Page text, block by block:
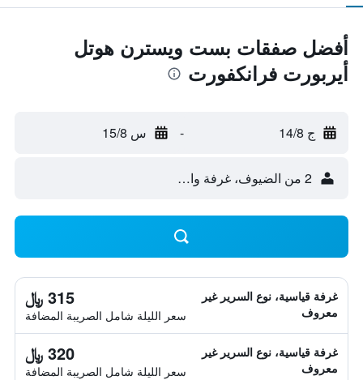
أفضل صفقات بست ويسترن هوتل
أيربورت فرانكفورت
ج 14/8 - س 15/8
2 من الضيوف، غرفة واحدة
غرفة قياسية، نوع السرير غير
معروف
315 ﷼
سعر الليلة شامل الصريبة المضافة
غرفة قياسية، نوع السرير غير
معروف
320 ﷼
سعر الليلة شامل الصريبة المضافة